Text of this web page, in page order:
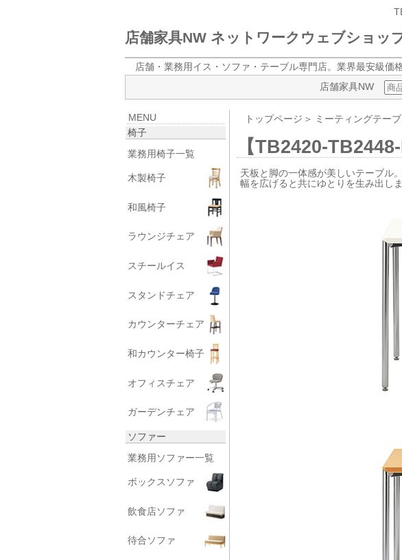
店舗家具NW ネットワークウェブショッ
店舗・業務用イス・ソファ・テーブル専門店。業界最安級価格
店舗家具NW
MENU
椅子
業務用椅子一覧
木製椅子
和風椅子
ラウンジチェア
スチールイス
スタンドチェア
カウンターチェア
和カウンター椅子
オフィスチェア
ガーデンチェア
ソファー
業務用ソファー一覧
ボックスソファ
飲食店ソファ
待合ソファ
トップページ ＞ ミーティングテー
【TB2420-
天板と脚の一体感が美しいテーブル
幅を広げると共にゆとりを生み出しま